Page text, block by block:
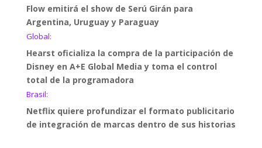
Flow emitirá el show de Serú Girán para
Argentina, Uruguay y Paraguay
Global:
Hearst oficializa la compra de la participación de
Disney en A+E Global Media y toma el control
total de la programadora
Brasil:
Netflix quiere profundizar el formato publicitario
de integración de marcas dentro de sus historias